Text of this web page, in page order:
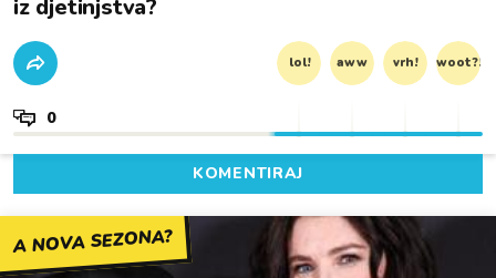
iz djetinjstva?
lol! aww vrh! woot?!
0
KOMENTIRAJ
A NOVA SEZONA?